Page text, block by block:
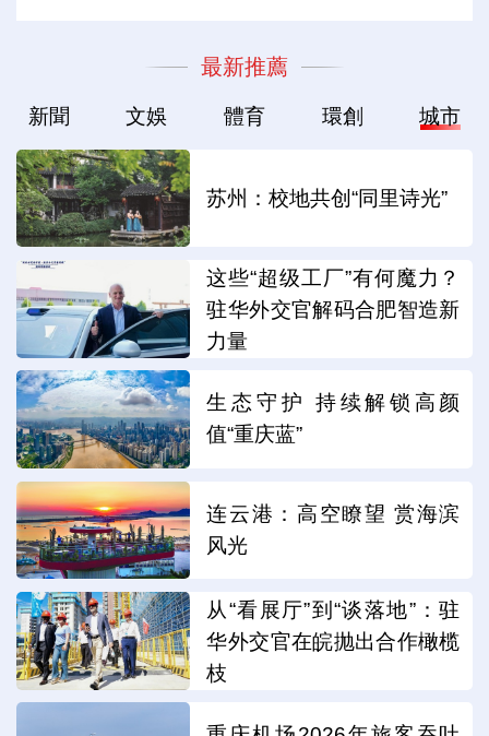
最新推薦
新聞 文娛 體育 環創 城市
苏州：校地共创“同里诗光”
这些“超级工厂”有何魔力？
驻华外交官解码合肥智造新
力量
生态守护 持续解锁高颜
值“重庆蓝”
连云港：高空瞭望 赏海滨
风光
从“看展厅”到“谈落地”：驻
华外交官在皖抛出合作橄榄
枝